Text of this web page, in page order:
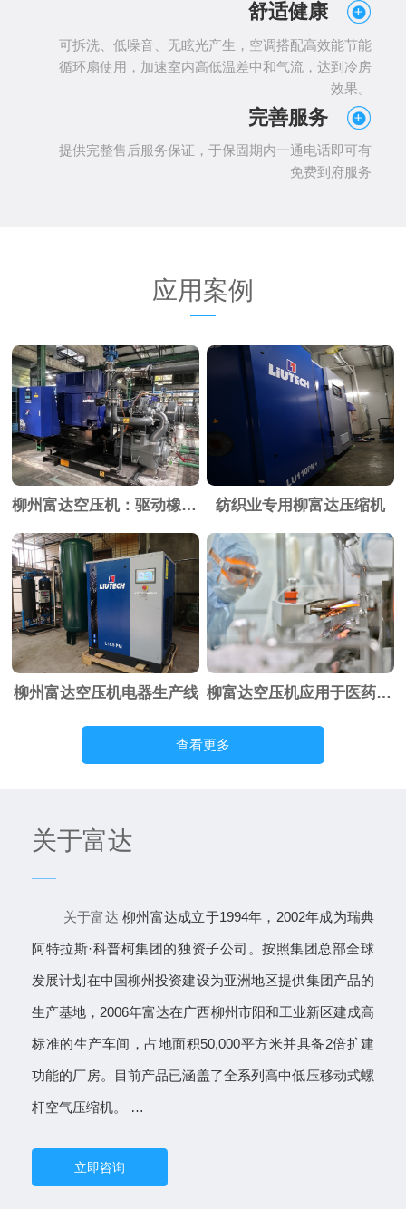
舒适健康
可拆洗、低噪音、无眩光产生，空调搭配高效能节能
循环扇使用，加速室内高低温差中和气流，达到冷房
效果。
完善服务
提供完整售后服务保证，于保固期内一通电话即可有
免费到府服务
应用案例
柳州富达空压机：驱动橡胶行业革新的核心动力 纺织业专用柳富达压缩机
柳州富达空压机电器生产线 柳富达空压机应用于医药生产线上
查看更多
关于富达
关于富达 柳州富达成⽴于1994年，2002年成为瑞典
阿特拉斯·科普柯集团的独资⼦公司。按照集团总部全球
发展计划在中国柳州投资建设为亚洲地区提供集团产品的
⽣产基地，2006年富达在⼴西柳州市阳和⼯业新区建成⾼
标准的⽣产⻋间，占地⾯积50,000平⽅⽶并具备2倍扩建
功能的⼚房。⽬前产品已涵盖了全系列⾼中低压移动式螺
杆空⽓压缩机。 …
立即咨询